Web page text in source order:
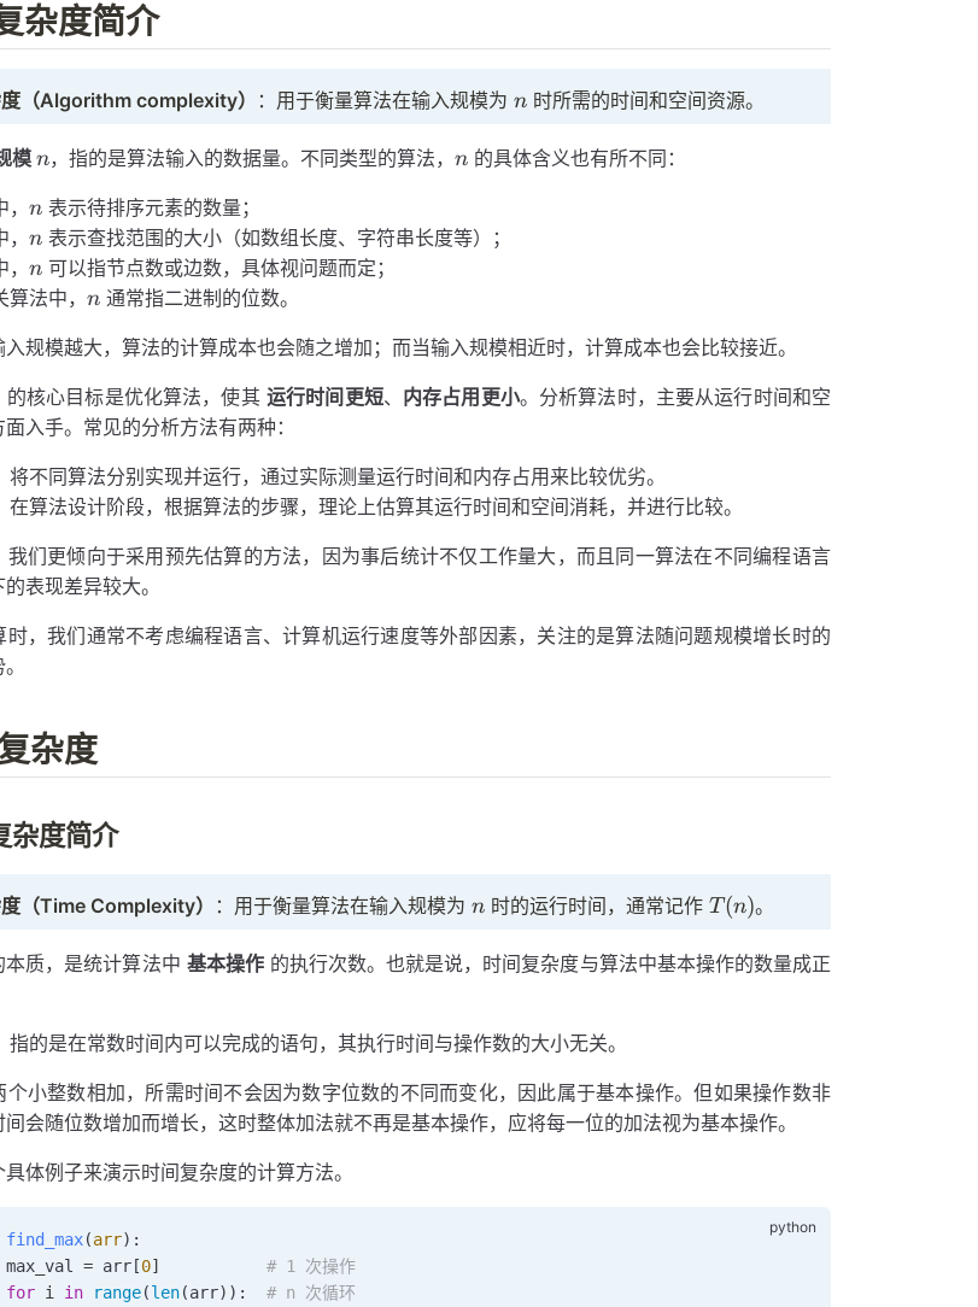
杂度简介
（Algorithm complexity） ：用于衡量算法在输入规模为 n
n时所需的时间和空间资源。
模 n
n，指的是算法输入的数据量。不同类型的算法， n
n 的具体含义也有所不同：
，n
n 表示待排序元素的数量；
，n
n 表示查找范围的大小（如数组长度、字符串长度等）；
，n
n 可以指节点数或边数，具体视问题而定；
算法中，n
n 通常指二进制的位数。
规模越大，算法的计算成本也会随之增加；而当输入规模相近时，计算成本也会比较接近。
的核心目标是优化算法，使其 运行时间更短、 内存占用更小。分析算法时，主要从运行时间和空
入手。常见的分析方法有两种：
将不同算法分别实现并运行，通过实际测量运行时间和内存占用来比较优劣。
在算法设计阶段，根据算法的步骤，理论上估算其运行时间和空间消耗，并进行比较。
我们更倾向于采用预先估算的方法，因为事后统计不仅工作量大，而且同一算法在不同编程语言
表现差异较大。
时，我们通常不考虑编程语言、计算机运行速度等外部因素，关注的是算法随问题规模增长时的
杂度
杂度简介
（Time Complexity） ：用于衡量算法在输入规模为 n
n时的运行时间，通常记作 T(n)
T (n)。
本质，是统计算法中 基本操作的执行次数。也就是说，时间复杂度与算法中基本操作的数量成正
指的是在常数时间内可以完成的语句，其执行时间与操作数的大小无关。
个小整数相加，所需时间不会因为数字位数的不同而变化，因此属于基本操作。但如果操作数非
会随位数增加而增长，这时整体加法就不再是基本操作，应将每一位的加法视为基本操作。
体例子来演示时间复杂度的计算方法。
find_max(arr):
max_val
= arr[0] # 1 次操作
for
i in range(len(arr)): # n 次循环